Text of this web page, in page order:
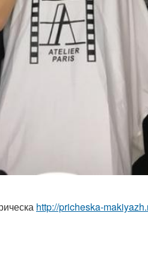
http://pricheska-